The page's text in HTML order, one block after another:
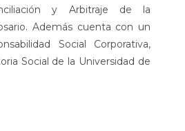
y Arbitraje de la
Además cuenta con un
Social Corporativa,
Social de la Universidad de